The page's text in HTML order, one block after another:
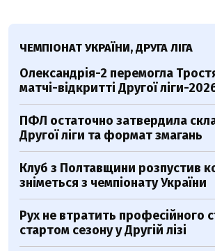
ЧЕМПІОНАТ УКРАЇНИ, ДРУГА ЛІГА
Олександрія-2 перемогла
матчі-відкритті Другої ліги-
ПФЛ остаточно затвердила
Другої ліги та формат змагань
Клуб з Полтавщини розпустив
зніметься з чемпіонату України
Рух не втратить професійного
стартом сезону у Другій лізі